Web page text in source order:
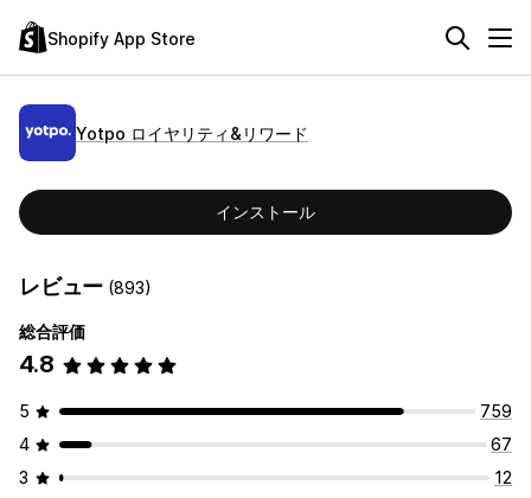
Shopify App Store
Yotpo ロイヤリティ&リワード
インストール
レビュー (893)
総合評価
4.8
5
759
4
67
3
12